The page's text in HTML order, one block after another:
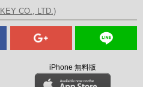
CO., LTD.)
iPhone 無料版